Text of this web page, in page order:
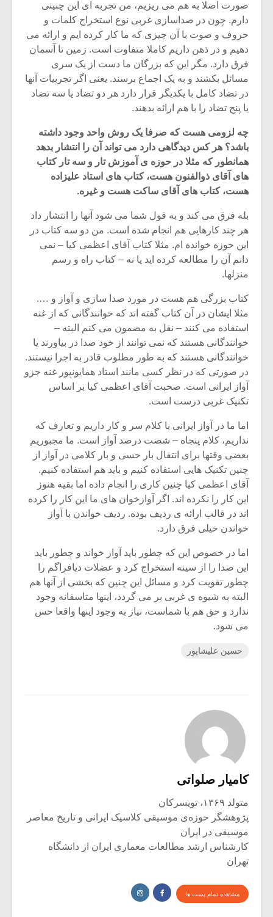
صورت اصلا به هم می ریزیم، من تجربه ای این چنینی
دارم. چون در صداسازی غربی نوع استخراج کلمات و
حروف و صوت با آن چیزی که ما کار کرده ایم و ارائه می
دهیم و در ذهن داریم کاملا متفاوت است. زمین تا آسمان
فرق دارد. مگر این که بزرگان ما دست از یک سری
مسائل بکشند و به یک اجماع برسند. یعنی اگر تجربیات آنها
در تضاد کامل با یکدیگر قرار دارد هر دو تضاد یا سه تضاد
یا پنج تضاد را با هم ارائه بدهند.
چه لزومی هست که صرفا یک روش واحد وجود داشته
باشد؟ هر کس دیدگاهی دارد می تواند آن را انتشار بدهد
همانطور که مثلا در حوزه ی آموزش تار و سه تار کتاب
های آقای ذوالفنون هست، کتاب های استاد علیزاده
هست، کتاب های آقای ساکت هست و غیره.
بله فرق می کند و به قول شما می شود آنها را انتشار داد
هر چند کارهایی هم انجام شده است. من دو سه کتاب در
این حوزه خوانده ام. مثلا کتاب آقای اعظمی کیا – نمی
دانم آن را مطالعه کرده اید یا نه – کتاب راه و رسم
منزلها.
کتاب بزرگی هم هست در مورد صدا سازی و آواز و ….
مثلا ایشان در آن کتاب گفته اند که خوانندگانی که از غنه
استفاده می کنند – نقل به مضمون می کنم البته –
خوانندگانی هستند که نمی توانند از خود صدا در بیاورند یا
خوانندگانی هستند که به طور مطلوب قادر به اجرا نیستند.
در صورتی که در نظر کسی مانند استاد همایونپور غنه جزو
آواز ایرانی است. صحبت آقای اعظمی کیا بر اساس
تکنیک غربی درست است.
اما ما در آواز ایرانی با کلام سر و کار داریم و تعارف که
نداریم، کلام پنجاه – شصت درصد آواز است. ما مجبوریم
بعضی وقتها برای انتقال بار حسی و بار کلامی در آواز از
چنین تکنیک هایی استفاده کنیم و باید هم استفاده کنیم.
آقای اعظمی کیا چنین کاری را انجام داده اما بقیه هنوز
این کار را نکرده اند. اگر آوازخوان های ما این کار را کرده
اند در قالب ارائه ی ردیف بوده. ردیف خواندن با آواز
خواندن خیلی فرق دارد.
اما در خصوص این که چطور باید آواز خواند و چطور باید
این صدا را از سینه استخراج کرد و عضلات دیافراگم را
چطور تقویت کرد و مسائل این چنین که بخشی از آنها هم
البته به شیوه ی غربی بر می گردد، اینها متاسفانه وجود
ندارد و حق هم با شماست، نیاز به وجود اینها واقعا حس
می شود.
حسین علیشاپور
کامیار صلواتی
متولد ۱۳۶۹، تویسرکان
پژوهشگر حوزه‌ی موسیقی کلاسیک ایرانی و تاریخ معاصر
موسیقی در ایران
کارشناس ارشد مطالعات معماری ایران از دانشگاه
تهران
مشاهده تمام پست ها
میکلوش روژا
یادداشتی بر موسیقی
متن فیلم «متری
شیش و نیم»
اگر نمی توانی
مشهورترین باشی،
بدنام ترین باش
دوره
موسیقی
موسیقی
سکانسی
موسیقی